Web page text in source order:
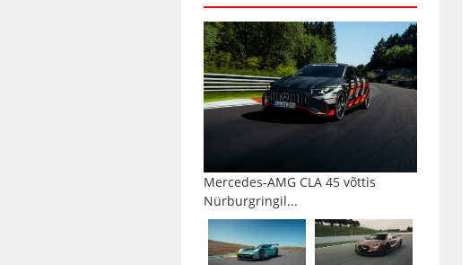
Mercedes-AMG CLA 45 võttis
Nürburgringil...